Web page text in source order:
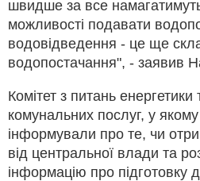
швидше за все
можливості подавати
водовідведення - це ще
водопостачання", - заявив
Комітет з питань
комунальних послуг, у
інформували про те, чи
від центральної влади та
інформацію про підготовку